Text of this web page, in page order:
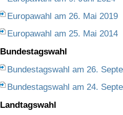
Europawahl am 26. Mai 2019
Europawahl am 25. Mai 2014
Bundestagswahl
Bundestagswahl am 26.
Bundestagswahl am 24.
Landtagswahl